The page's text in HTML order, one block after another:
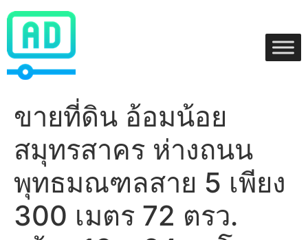
Skip
content
ขายที่ดิน อ้อมน้อย
สมุทรสาคร ห่างถนน
พุทธมณฑลสาย 5 เพียง
300 เมตร 72 ตรว.